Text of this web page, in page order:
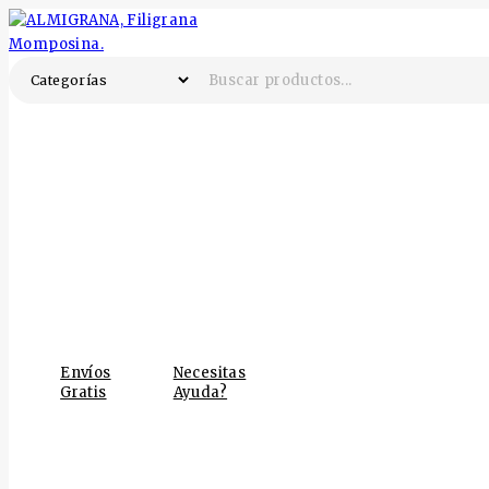
Saltar
al
Envíos
Gratis
Necesitas
Ayuda?